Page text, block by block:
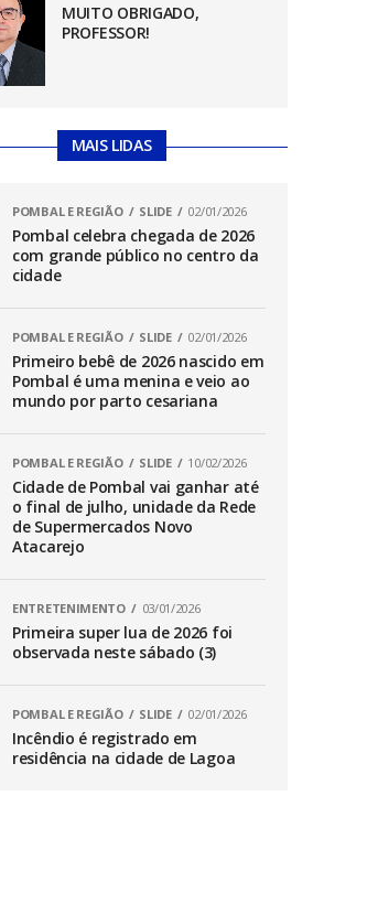
MUITO OBRIGADO,
PROFESSOR!
MAIS LIDAS
POMBAL E REGIÃO SLIDE 02/01/2026
Pombal celebra chegada de 2026
com grande público no centro da
cidade
POMBAL E REGIÃO SLIDE 02/01/2026
Primeiro bebê de 2026 nascido em
Pombal é uma menina e veio ao
mundo por parto cesariana
POMBAL E REGIÃO SLIDE 10/02/2026
Cidade de Pombal vai ganhar até
o final de julho, unidade da Rede
de Supermercados Novo
Atacarejo
ENTRETENIMENTO 03/01/2026
Primeira super lua de 2026 foi
observada neste sábado (3)
POMBAL E REGIÃO SLIDE 02/01/2026
Incêndio é registrado em
residência na cidade de Lagoa